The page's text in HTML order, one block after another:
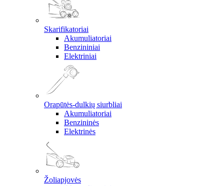
Skarifikatoriai
Akumuliatoriai
Benzininiai
Elektriniai
Orapūtės-dulkių siurbliai
Akumuliatoriai
Benzininės
Elektrinės
Žoliapjovės